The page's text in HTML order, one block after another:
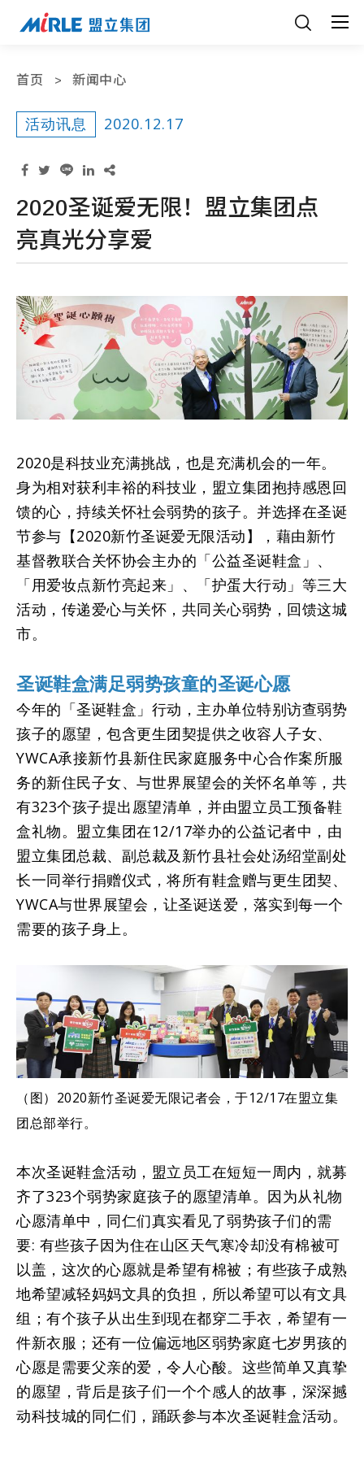
首页 新闻中心
活动讯息 2020.12.17
2020圣诞爱无限！盟立集团点
亮真光分享爱
2020是科技业充满挑战，也是充满机会的一年。
身为相对获利丰裕的科技业，盟立集团抱持感恩回
馈的心，持续关怀社会弱势的孩子。并选择在圣诞
节参与【2020新竹圣诞爱无限活动】，藉由新竹
基督教联合关怀协会主办的「公益圣诞鞋盒」、
「用爱妆点新竹亮起来」、「护蛋大行动」等三大
活动，传递爱心与关怀，共同关心弱势，回馈这城
市。
圣诞鞋盒满足弱势孩童的圣诞心愿
今年的「圣诞鞋盒」行动，主办单位特别访查弱势
孩子的愿望，包含更生团契提供之收容人子女、
YWCA承接新竹县新住民家庭服务中心合作案所服
务的新住民子女、与世界展望会的关怀名单等，共
有323个孩子提出愿望清单，并由盟立员工预备鞋
盒礼物。盟立集团在12/17举办的公益记者中，由
盟立集团总裁、副总裁及新竹县社会处汤绍堂副处
长一同举行捐赠仪式，将所有鞋盒赠与更生团契、
YWCA与世界展望会，让圣诞送爱，落实到每一个
需要的孩子身上。
（图）2020新竹圣诞爱无限记者会，于12/17在盟立集
团总部举行。
本次圣诞鞋盒活动，盟立员工在短短一周内，就募
齐了323个弱势家庭孩子的愿望清单。因为从礼物
心愿清单中，同仁们真实看见了弱势孩子们的需
要: 有些孩子因为住在山区天气寒冷却没有棉被可
以盖，这次的心愿就是希望有棉被；有些孩子成熟
地希望减轻妈妈文具的负担，所以希望可以有文具
组；有个孩子从出生到现在都穿二手衣，希望有一
件新衣服；还有一位偏远地区弱势家庭七岁男孩的
心愿是需要父亲的爱，令人心酸。这些简单又真挚
的愿望，背后是孩子们一个个感人的故事，深深撼
动科技城的同仁们，踊跃参与本次圣诞鞋盒活动。